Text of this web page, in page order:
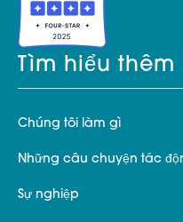
Tìm hiểu thêm
Chúng tôi làm gì
Những câu chuyện tác
Sự nghiệp